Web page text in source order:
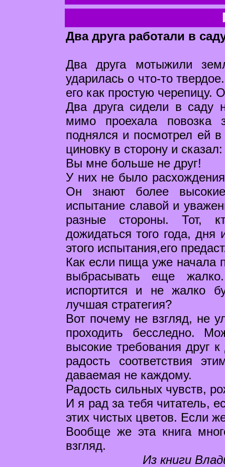
Два друга работали в
Два друга мотыжили
ударилась о что-то
его как простую черепицу.
Два друга сидели в саду
мимо проехала повозка
поднялся и посмотрел ей
циновку в сторону и сказал:
Вы мне больше не друг!
У них не было расхождения
Он знают более
испытание славой и
разные стороны. Тот,
дожидаться того года, дня
этого испытания,его
Как если пища уже начала
выбрасывать еще
испортится и не жалко
лучшая стратегия?
Вот почему не взгляд, не
проходить бесследно.
высокие требования друг
радость соответствия
даваемая не каждому.
Радость сильных чувств,
И я рад за тебя читатель,
этих чистых цветов. Если
Вообще же эта книга
взгляд.
Из книги